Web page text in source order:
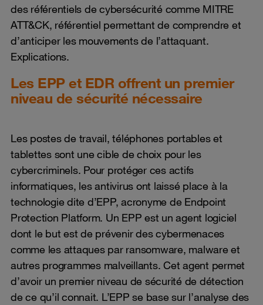
des référentiels de cybersécurité comme MITRE
ATT&CK, référentiel permettant de comprendre et
d’anticiper les mouvements de l’attaquant.
Explications.
Les EPP et EDR offrent un premier
niveau de sécurité nécessaire
Les postes de travail, téléphones portables et
tablettes sont une cible de choix pour les
cybercriminels. Pour protéger ces actifs
informatiques, les antivirus ont laissé place à la
technologie dite d’EPP, acronyme de Endpoint
Protection Platform. Un EPP est un agent logiciel
dont le but est de prévenir des cybermenaces
comme les attaques par ransomware, malware et
autres programmes malveillants. Cet agent permet
d’avoir un premier niveau de sécurité de détection
de ce qu’il connait. L’EPP se base sur l’analyse des